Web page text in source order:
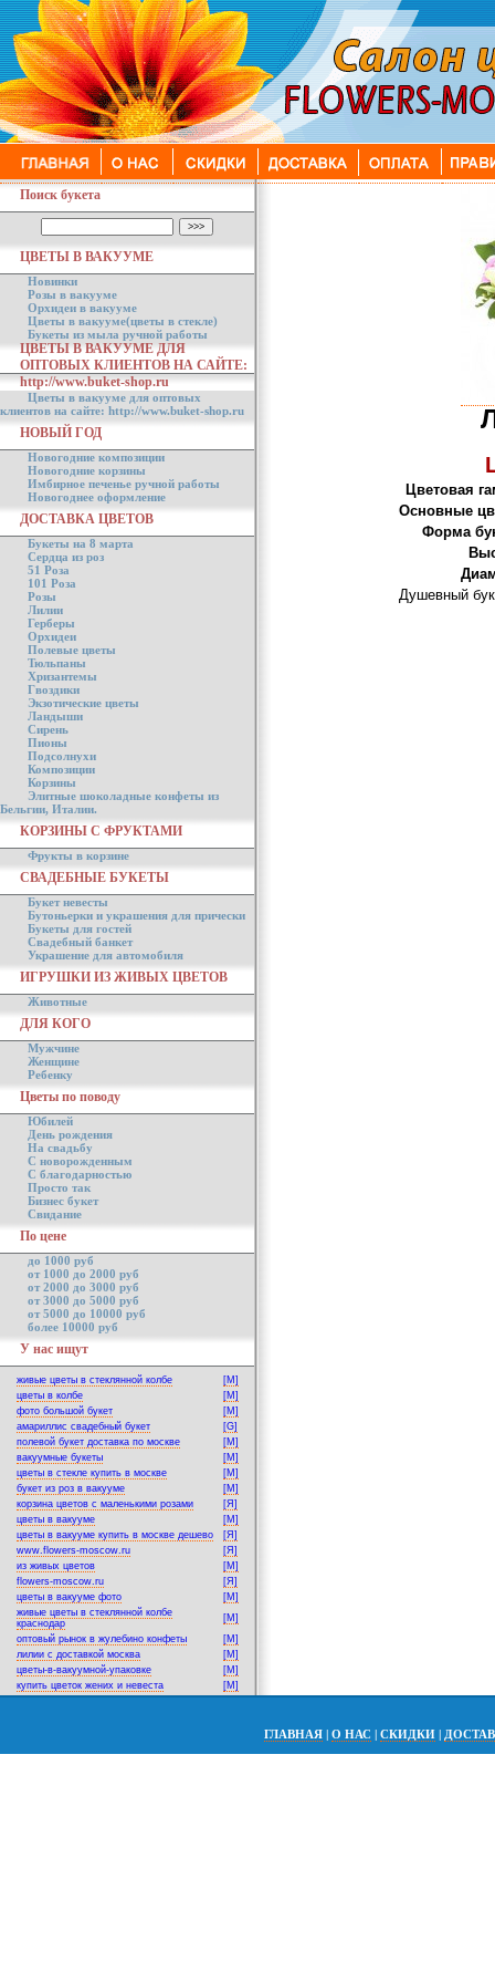
Поиск букета
ЦВЕТЫ В ВАКУУМЕ
Новинки
Розы в вакууме
Орхидеи в вакууме
Цветы в вакууме(цветы в стекле)
Букеты из мыла ручной работы
ЦВЕТЫ В ВАКУУМЕ ДЛЯ
ОПТОВЫХ КЛИЕНТОВ НА САЙТЕ:
http://www.buket-shop.ru
Цветы в вакууме для оптовых
клиентов на сайте: http://www.buket-shop.ru
НОВЫЙ ГОД
Новогодние композиции
Новогодние корзины
Имбирное печенье ручной работы
Новогоднее оформление
ДОСТАВКА ЦВЕТОВ
Букеты на 8 марта
Сердца из роз
51 Роза
101 Роза
Розы
Лилии
Герберы
Орхидеи
Полевые цветы
Тюльпаны
Хризантемы
Гвоздики
Экзотические цветы
Ландыши
Сирень
Пионы
Подсолнухи
Композиции
Корзины
Элитные шоколадные конфеты из
Бельгии, Италии.
КОРЗИНЫ С ФРУКТАМИ
Фрукты в корзине
СВАДЕБНЫЕ БУКЕТЫ
Букет невесты
Бутоньерки и украшения для прически
Букеты для гостей
Свадебный банкет
Украшение для автомобиля
ИГРУШКИ ИЗ ЖИВЫХ ЦВЕТОВ
Животные
ДЛЯ КОГО
Мужчине
Женщине
Ребенку
Цветы по поводу
Юбилей
День рождения
На свадьбу
С новорожденным
С благодарностью
Просто так
Бизнес букет
Свидание
По цене
до 1000 руб
от 1000 до 2000 руб
от 2000 до 3000 руб
от 3000 до 5000 руб
от 5000 до 10000 руб
более 10000 руб
У нас ищут
живые цветы в стеклянной колбе
[M]
цветы в колбе
[M]
фото большой букет
[M]
амариллис свадебный букет
[G]
полевой букет доставка по москве
[M]
вакуумные букеты
[M]
цветы в стекле купить в москве
[M]
букет из роз в вакууме
[M]
корзина цветов с маленькими розами
[Я]
цветы в вакууме
[M]
цветы в вакууме купить в москве дешево
[Я]
www.flowers-moscow.ru
[Я]
из живых цветов
[M]
flowers-moscow.ru
[Я]
цветы в вакууме фото
[M]
живые цветы в стеклянной колбе
краснодар
[M]
оптовый рынок в жулебино конфеты
[M]
лилии с доставкой москва
[M]
цветы-в-вакуумной-упаковке
[M]
купить цветок жених и невеста
[M]
Цветовая
Основные
Форма
Душевный
ГЛАВНАЯ | О НАС | СКИДКИ |